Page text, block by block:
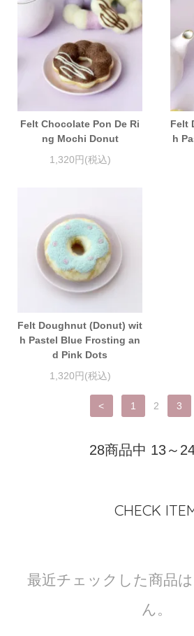
Felt Chocolate Pon De Ri
ng Mochi Donut
1,320円(税込)
Felt
h
Felt Doughnut (Donut) wit
h Pastel Blue Frosting an
d Pink Dots
1,320円(税込)
< 1 2 3
28商品中 13～
CHECK
最近チェックした商品
ん。